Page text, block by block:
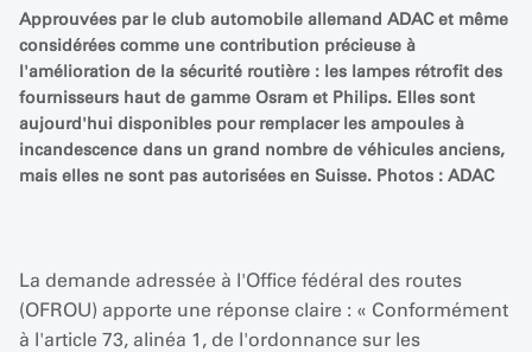
Approuvées par le club automobile allemand ADAC et même
considérées comme une contribution précieuse à
l'amélioration de la sécurité routière : les lampes rétrofit des
fournisseurs haut de gamme Osram et Philips. Elles sont
aujourd'hui disponibles pour remplacer les ampoules à
incandescence dans un grand nombre de véhicules anciens,
mais elles ne sont pas autorisées en Suisse. Photos : ADAC
La demande adressée à l'Office fédéral des routes
(OFROU) apporte une réponse claire : « Conformément
à l'article 73, alinéa 1, de l'ordonnance sur les